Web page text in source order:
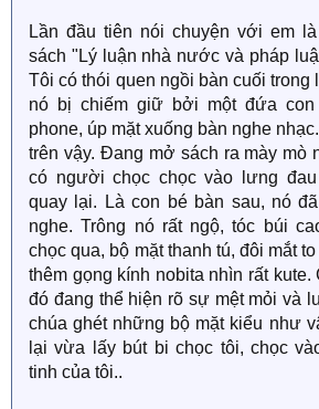
Lần đầu tiên nói chuyện với em
sách "Lý luận nhà nước và pháp
Tôi có thói quen ngồi bàn cuối
nó bị chiếm giữ bởi một đứa con
phone, úp mặt xuống bàn nghe
trên vậy. Đang mở sách ra mày mò
có người chọc chọc vào lưng
quay lại. Là con bé bàn sau, nó
nghe. Trông nó rất ngộ, tóc búi
chọc qua, bộ mặt thanh tú, đôi mắt
thêm gọng kính nobita nhìn rất kute.
đó đang thể hiện rõ sự mệt mỏi và
chúa ghét những bộ mặt kiểu như
lại vừa lấy bút bi chọc tôi, chọc
tinh của tôi..